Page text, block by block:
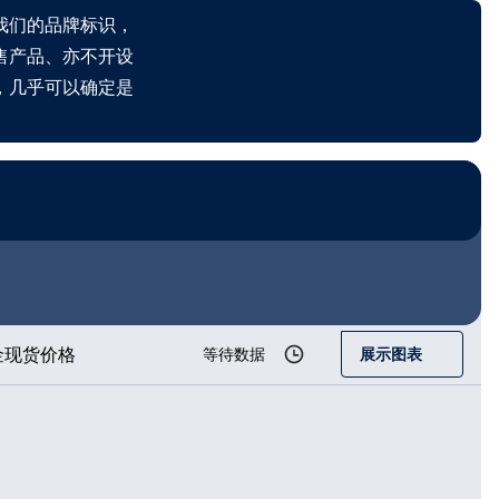
的品牌标识，
产品、亦不开设
几乎可以确定是
货价格 等待数据 展示图表